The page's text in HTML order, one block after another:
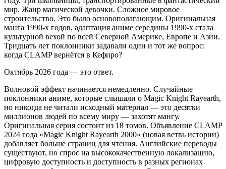
мир. Жанр магической девочки. Сложное мировое
строительство. Это было основополагающим. Оригинальная
манга 1990-х годов, адаптация аниме середины 1990-х стала
культурной вехой по всей Северной Америке, Европе и Азии.
Тридцать лет поклонники задавали один и тот же вопрос:
когда CLAMP вернётся в Кефиро?
Октябрь 2026 года — это ответ.
Волновой эффект начинается немедленно. Случайные
поклонники аниме, которые слышали о Magic Knight Rayearth,
но никогда не читали исходный материал — это десятки
миллионов людей по всему миру — захотят мангу.
Оригинальная серия состоит из 18 томов. Объявление CLAMP
2024 года «Magic Knight Rayearth 2000» (новая ветвь истории)
добавляет больше страниц для чтения. Английские переводы
существуют, но спрос на высококачественную локализацию,
цифровую доступность и доступность в разных регионах